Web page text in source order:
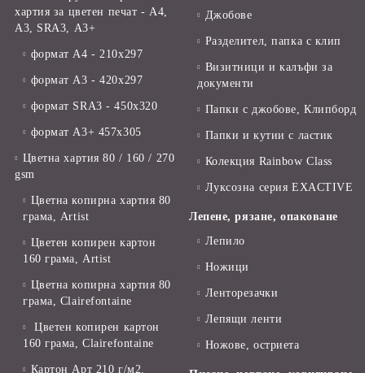
хартия за цветен печат - А4,
А3, SRA3, А3+
формат А4 - 210x297
формат А3 - 420x297
формат SRA3 - 450x320
формат А3+ 457x305
Цветна хартия 80 / 160 / 270
gsm
Цветна копирна хартия 80
грама, Artist
Цветен копирен картон
160 грама, Artist
Цветна копирна хартия 80
грама, Clairefontaine
Цветен копирен картон
160 грама, Clairefontaine
Картон Арт 210 г/м2,
Джобове
Разделител, папка с клип
Визитници и калъфи за
документи
Папки с джобове, Клипборд
Папки и кутии с ластик
Колекция Rainbow Class
Луксозна серия EXACTIVE
Лепене, рязане, опаковане
Лепило
Ножици
Ленторезачки
Лепящи ленти
Ножове, остриета